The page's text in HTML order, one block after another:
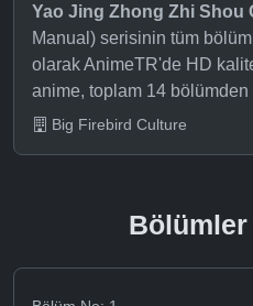
Yao Jing Zhong Zhi Shou
Manual) serisinin tüm
olarak AnimeTR'de HD
anime, toplam 14 bölümden
Big Firebird Culture
Bölümler